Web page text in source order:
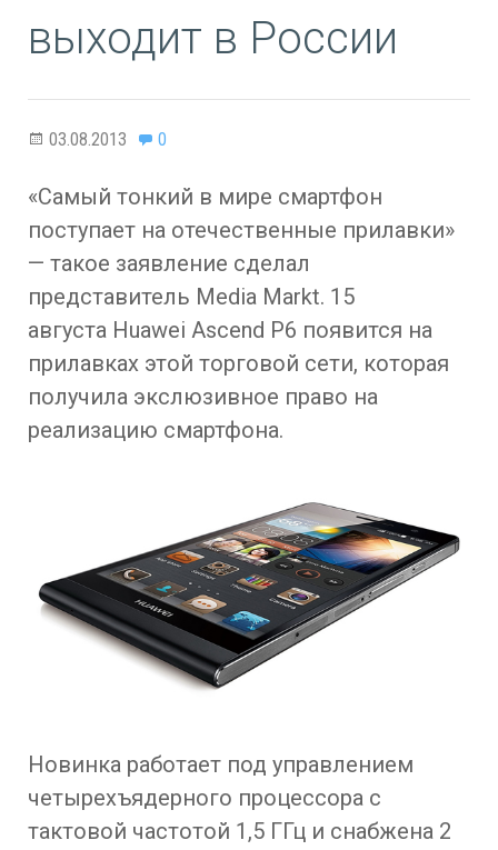
выходит в России
03.08.2013 0
«Самый тонкий в мире смартфон
поступает на отечественные прилавки»
— такое заявление сделал
представитель Media Markt. 15
августа Huawei Ascend P6 появится на
прилавках этой торговой сети, которая
получила экслюзивное право на
реализацию смартфона.
Новинка работает под управлением
четырехъядерного процессора с
тактовой частотой 1,5 ГГц и снабжена 2